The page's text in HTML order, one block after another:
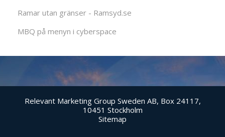
Ramar utan gränser - Ramsyd.se
MBQ på menyn i cyberspace
Relevant Marketing Group Sweden AB, Box 24117,
10451 Stockholm
Sitemap